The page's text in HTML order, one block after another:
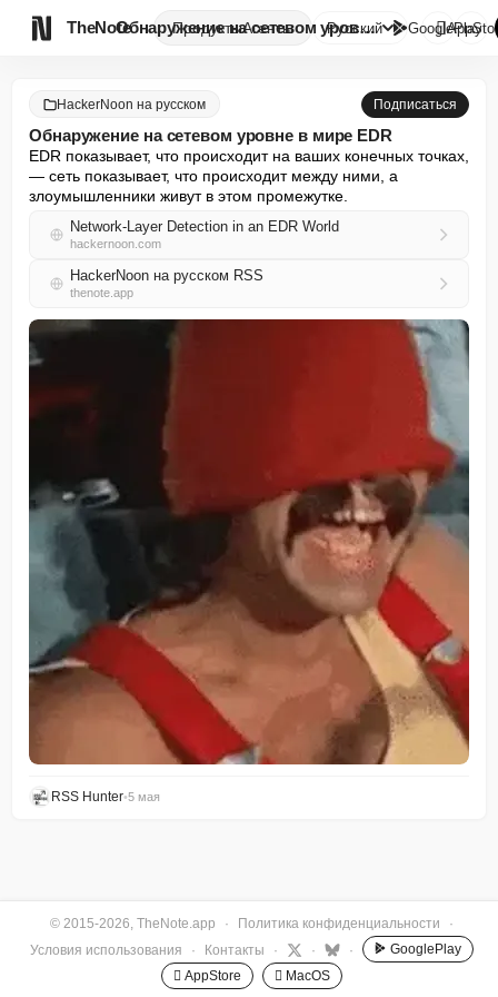
TheNote ПродуктыАгенты Обнаружение на сетевом уровне ...
Русский GooglePlay

HackerNoon на русском Подписаться
Обнаружение на сетевом уровне в мире EDR
EDR показывает, что происходит на ваших конечных точках,
— сеть показывает, что происходит между ними, а
злоумышленники живут в этом промежутке.
Network-Layer Detection in an EDR World
hackernoon.com
HackerNoon на русском RSS
thenote.app
RSS Hunter•5 мая
© 2015-2026, TheNote.app · Политика конфиденциальности
·
Условия использования
· Контакты · · ·
GooglePlay
 AppStore
 MacOS